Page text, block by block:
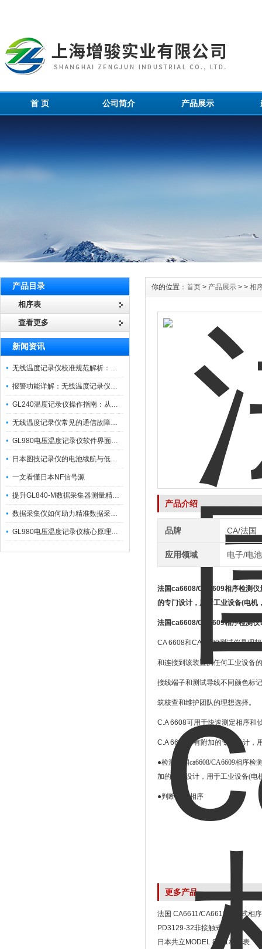
首 页 公司简介 产品展示
产品目录
相序表
查看更多
新闻资讯
无线温度记录仪校准规范解析：从多点比对到不确定度评定的实操流程
报警功能详解：无线温度记录仪的阈值设定与通知机制
GL240温度记录仪操作指南：从开箱、接线到数据导出的标准化流程
无线温度记录仪常见的通信故障诊断与排除指南
GL980电压温度记录仪软件界面功能与使用技巧
日本图技记录仪的电池续航与低功耗模式适用场景分析
一文看懂日本NF信号源
提升GL840-M数据采集器测量精度的操作秘籍
数据采集仪如何助力精准数据采集与分析？​
GL980电压温度记录仪核心原理及行业应用
你的位置： 首页 > 产品展示 > > 相
产品介绍
品牌 CA/法国
应用领域 电子/电
法国ca6608/CA6609相序检测仪
的专门设计，用于工业设备(电机
法国ca6608/CA6609相序检测仪
CA 6608和CA 6609测试仪是理
和连接到该装置的任何工业设备
接线端子和测试导线不同颜色标
筑核查和维护团队的理想选择。
C.A 6608可用于快速测定相序和
C.A 6609 带有附加的专门设计，
●检测
法国ca6608/CA6609相序
加的专门设计，用于工业设备(电
●判断接线相序
更多产品
法国 CA6611/CA6612手持式相
PD3129-32非接触式相序表
日本共立MODEL 8031相序表